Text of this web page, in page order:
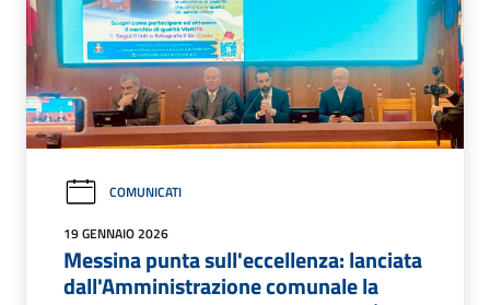
COMUNICATI
19 GENNAIO 2026
Messina punta sull'eccellenza: lanciata
dall'Amministrazione comunale la